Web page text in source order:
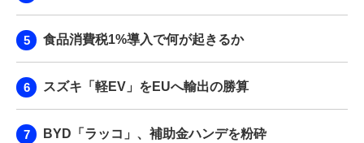
食品消費税1%導入で何が起きるか
スズキ「軽EV」をEUへ輸出の勝算
BYD「ラッコ」、補助金ハンデを粉砕